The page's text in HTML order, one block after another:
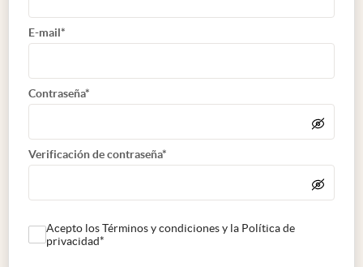
E-mail*
Contraseña*
Verificación de contraseña*
Acepto los Términos y condiciones y la Política de
privacidad*